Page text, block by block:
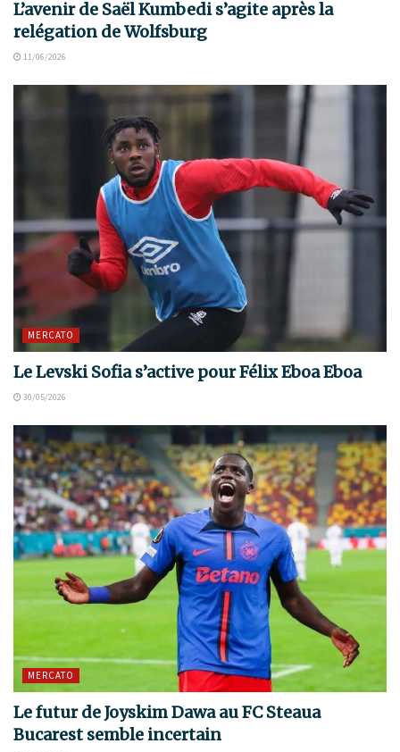
L’avenir de Saël Kumbedi s’agite après la
relégation de Wolfsburg
11/06/2026
MERCATO
Le Levski Sofia s’active pour Félix Eboa Eboa
30/05/2026
MERCATO
Le futur de Joyskim Dawa au FC Steaua
Bucarest semble incertain